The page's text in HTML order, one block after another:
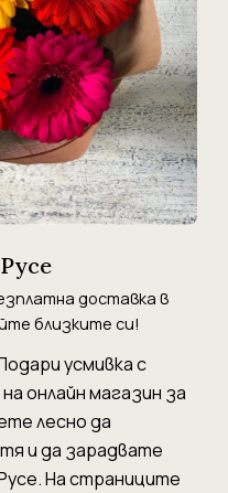
доставка в
близките си!
усмивка с
онлайн магазин за
лесно да
и да зарадвате
На страниците